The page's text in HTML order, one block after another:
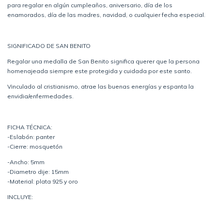
para regalar en algún cumpleaños, aniversario, día de los
enamorados, día de las madres, navidad, o cualquier fecha especial.
SIGNIFICADO DE SAN BENITO
Regalar una medalla de San Benito significa querer que la persona
homenajeada siempre este protegida y cuidada por este santo.
Vinculado al cristianismo, atrae las buenas energías y espanta la
envidia/enfermedades.
FICHA TÉCNICA:
-Eslabón: panter
-Cierre: mosquetón
-Ancho: 5mm
-Diametro dije: 15mm
-Material: plata 925 y oro
INCLUYE: